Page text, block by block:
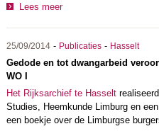
Lees meer
25/09/2014- Publicaties- Hasselt
Gedode en tot dwangarbeid
WO I
Het Rijksarchief te Hasselt
Studies, Heemkunde Limburg en
een boekje over de Limburgse